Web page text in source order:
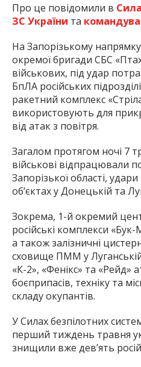
Про це повідомили в
ЗС України та
На Запорізькому
окремої бригади СБС
військових, під удар
БпЛА російських
ракетний комплекс
використовують для
від атак з повітря.
Загалом протягом ночі 7
військові відпрацювали
Запорізької області,
об’єктах у Донецькій та
Зокрема, 1-й окремий
російські комплекси
а також залізничні
сховище ПММ у Луганській
«К-2», «Фенікс» та «Рейд»
боєприпасів, техніку та
складу окупантів.
У Силах безпілотних
перший тиждень травня
знищили вже дев’ять